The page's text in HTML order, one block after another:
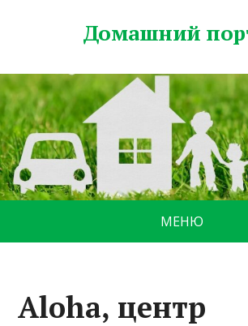
Домашний
МЕНЮ
Aloha, центр